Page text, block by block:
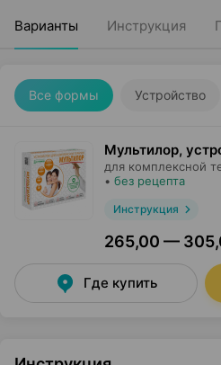
Варианты Инструкция
Все формы Устройство
Мультилор,
для комплексной
• без рецепта
Инструкция
265,00 —
Где купить